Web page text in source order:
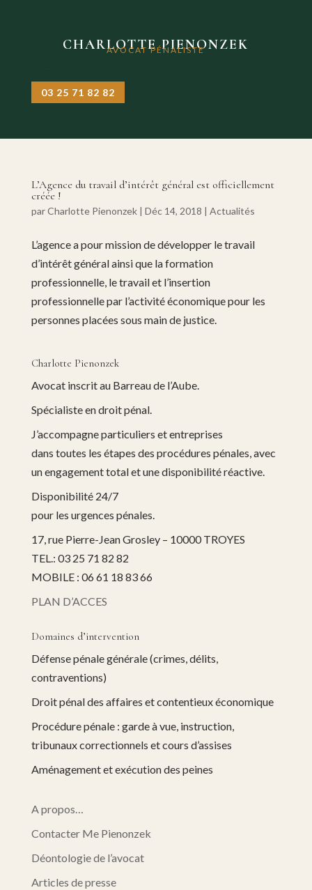
CHARLOTTE PIENONZEK
AVOCAT PÉNALISTE
03 25 71 82 82
L’Agence du travail d’intérêt général est officiellement
créée !
parCharlotte Pienonzek| Déc 14, 2018 | Actualités
L’agence a pour mission de développer le travail
d’intérêt général ainsi que la formation
professionnelle, le travail et l’insertion
professionnelle par l’activité économique pour les
personnes placées sous main de justice.
Charlotte Pienonzek
Avocat inscrit au Barreau de l’Aube.
Spécialiste en droit pénal.
J’accompagne particuliers et entreprises
dans toutes les étapes des procédures pénales, avec
un engagement total et une disponibilité réactive.
Disponibilité 24/7
pour les urgences pénales.
17, rue Pierre-Jean Grosley – 10000 TROYES
TEL.: 03 25 71 82 82
MOBILE : 06 61 18 83 66
PLAN D’ACCES
Domaines d’intervention
Défense pénale générale (crimes, délits,
contraventions)
Droit pénal des affaires et contentieux économique
Procédure pénale : garde à vue, instruction,
tribunaux correctionnels et cours d’assises
Aménagement et exécution des peines
A propos…
Contacter Me Pienonzek
Déontologie de l’avocat
Articles de presse